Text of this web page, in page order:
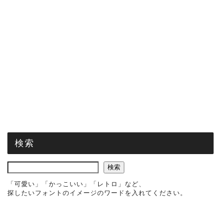
検索
検索
「可愛い」「かっこいい」「レトロ」など、
探したいフォントのイメージのワードを入れてください。